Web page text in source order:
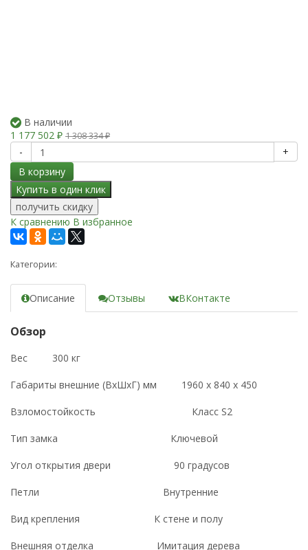
В наличии
1 177 502 ₽ 1 308 334₽
-
+
В корзину
получить скидку
К сравнению В избранное
Категории:
Описание Отзывы ВКонтакте
Обзор
Вес 300 кг
Габариты внешние (ВхШхГ) мм 1960 x 840 x 450
Взломостойкость Класс S2
Тип замка Ключевой
Угол открытия двери 90 градусов
Петли Внутренние
Вид крепления К стене и полу
Внешняя отделка Имитация дерева